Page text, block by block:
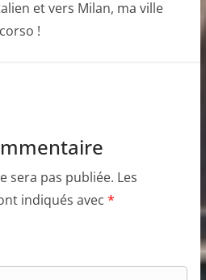
et vers Milan, ma ville
!
sera pas publiée. Les
indiqués avec *